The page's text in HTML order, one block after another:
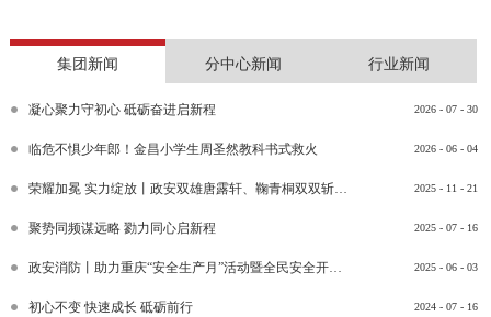
集团新闻 分中心新闻 行业新闻
2026 - 07 - 30
凝心聚力守初心 砥砺奋进启新程
2026 - 06 - 04
临危不惧少年郎！金昌小学生周圣然教科书式救火
2025 - 11 - 21
荣耀加冕 实力绽放丨政安双雄唐露轩、鞠青桐双双斩获“渝消蓝盾讲师团金牌讲师”比武竞赛决赛大奖
2025 - 07 - 16
聚势同频谋远略 勠力同心启新程
2025 - 06 - 03
政安消防丨助力重庆“安全生产月”活动暨全民安全开放日活动
2024 - 07 - 16
初心不变 快速成长 砥砺前行